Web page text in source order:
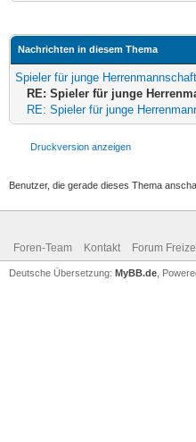
Nachrichten in diesem Thema
Spieler für junge Herrenmannschaft
RE: Spieler für junge
RE: Spieler für junge
Druckversion anzeigen
Benutzer, die gerade dieses Thema
Foren-Team Kontakt Forum
Deutsche Übersetzung: MyBB.de ,